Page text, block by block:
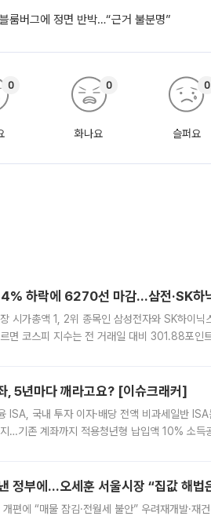
룸버그에 정면 반박…“근거 불분명”
0
화나요
0
슬퍼요
0
하락에 6270선 마감…삼전·SK하
시가총액 1, 2위 종목인 삼성전자와 SK하이
면 코스피 지수는 전 거래일 대비 301.88포
, 5년마다 깨라고요? [이슈크래커]
ISA, 국내 투자 이자·배당 전액 비과세일반
…기존 계좌까지 적용청년형 납입액 10% 소
정부에…오세훈 서울시장 “집값 해법
편에 “매물 잠김·전월세 불안” 우려재개발·재